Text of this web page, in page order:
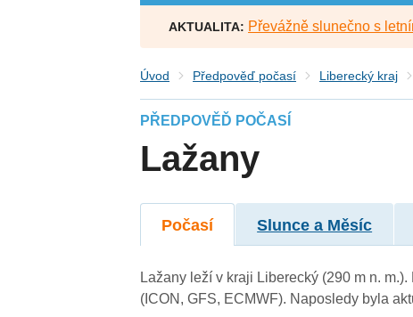
AKTUALITA: Převážně slunečno s
Úvod Předpověď počasí Liberecký kraj
PŘEDPOVĚĎ POČASÍ
Lažany
Počasí Slunce a Měsíc
Lažany leží v kraji Liberecký (290 m n.
(ICON, GFS, ECMWF). Naposledy byla